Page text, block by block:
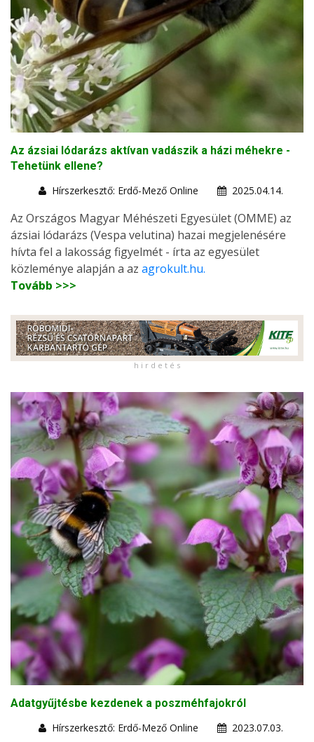
Az ázsiai lódarázs aktívan vadászik a házi méhekre -
Tehetünk ellene?
Hírszerkesztő: Erdő-Mező Online
2025.04.14.
Az Országos Magyar Méhészeti Egyesület (OMME) az
ázsiai lódarázs (Vespa velutina) hazai megjelenésére
hívta fel a lakosság figyelmét - írta az egyesület
közleménye alapján a az agrokult.hu.
Tovább >>>
h i r d e t é s
Adatgyűjtésbe kezdenek a poszméhfajokról
Hírszerkesztő: Erdő-Mező Online
2023.07.03.